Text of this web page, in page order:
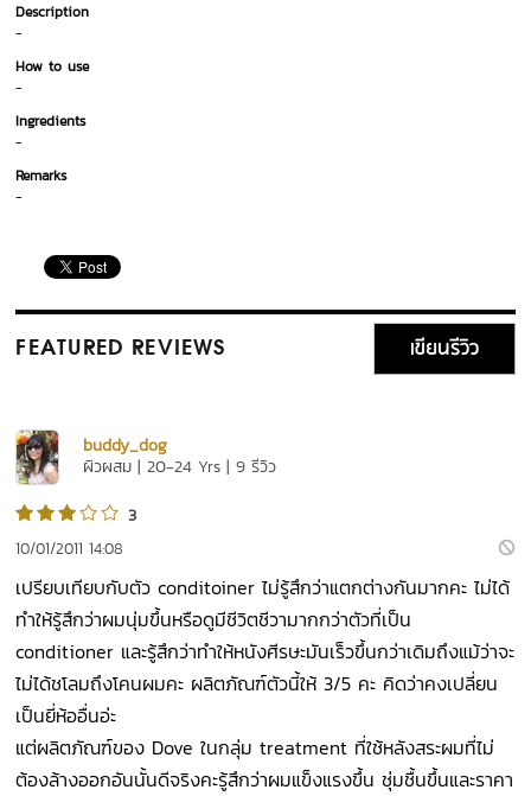
Description
-
How to use
-
Ingredients
-
Remarks
-
FEATURED REVIEWS เขียนรีวิว
buddy_dog
ผิวผสม | 20-24 Yrs | 9 รีวิว
3
10/01/2011 14:08
เปรียบเทียบกับตัว conditoiner ไม่รู้สึกว่าแตกต่างกันมากคะ ไม่ได้
ทำให้รู้สึกว่าผมนุ่มขึ้นหรือดูมีชีวิตชีวามากกว่าตัวที่เป็น
conditioner และรู้สึกว่าทำให้หนังศีรษะมันเร็วขึ้นกว่าเดิมถึงแม้ว่าจะ
ไม่ได้ชโลมถึงโคนผมคะ ผลิตภัณฑ์ตัวนี้ให้ 3/5 คะ คิดว่าคงเปลี่ยน
เป็นยี่ห้ออื่นอ่ะ
แต่ผลิตภัณฑ์ของ Dove ในกลุ่ม treatment ที่ใช้หลังสระผมที่ไม่
ต้องล้างออกอันนั้นดีจริงคะรู้สึกว่าผมแข็งแรงขึ้น ชุ่มชื้นขึ้นและราคา